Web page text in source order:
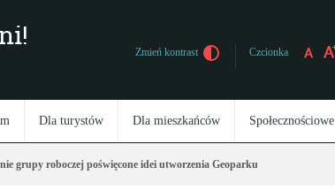
Zmień kontrast Czcionka
Dla turystów Dla mieszkańców Społecznościowe
grupy roboczej poświęcone idei utworzenia Geoparku